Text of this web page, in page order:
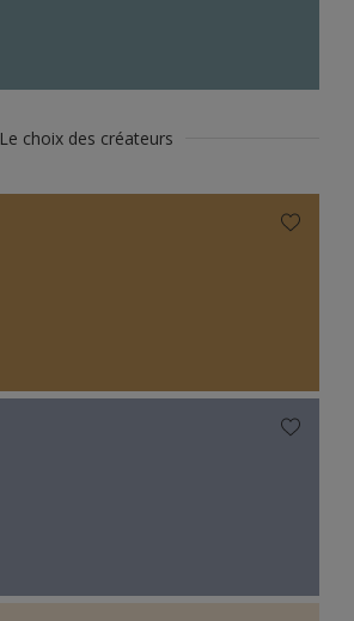
Le choix des créateurs